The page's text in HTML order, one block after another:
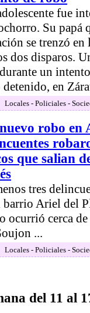
fue
Su papá
se trenzó en
dos disparos.
un
en
Locales - Policiales -
robo en
que salian
tres
Ariel del
ocurrió cerca
...
Locales - Policiales -
del 11 al